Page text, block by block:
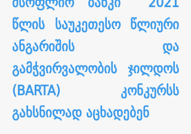
წლის საუკეთესო წლიური
ანგარიშის და
გამჭვირვალობის ჯილდოს
(BARTA) კონკურსს
გახსნილად აცხადებენ